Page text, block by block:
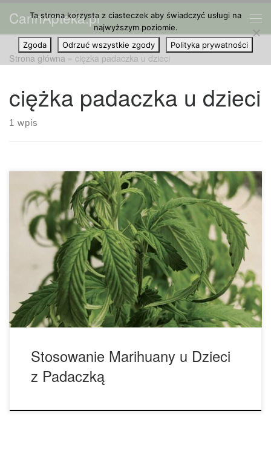
Przejdź do treści
CannApteka.pl
Strona główna » ciężka padaczka u dzieci
ciężka padaczka u dzieci
1 wpis
Badania wykazały, że marihuana może pomóc złagodzić
ciężką padaczkę u dzieci. Brytyjscy naukowcy odkryli, że
medyczna marihuana zmniejszyła liczbę napadów
padaczkowych u dzieci o 90%, jednocześnie zmniejszając
zapotrzebowanie na tradycyjne leki. Dowiedz się więcej o
różnych rodzajach padaczki dziecięcej i o tym, jak
marihuana może pomóc dzieciom cierpiącym na tę […]
Stosowanie Marihuany u Dzieci
z Padaczką
Ta strona korzysta z ciasteczek aby świadczyć usługi na
najwyższym poziomie.
Zgoda
Odrzuć wszystkie zgody Polityka prywatności